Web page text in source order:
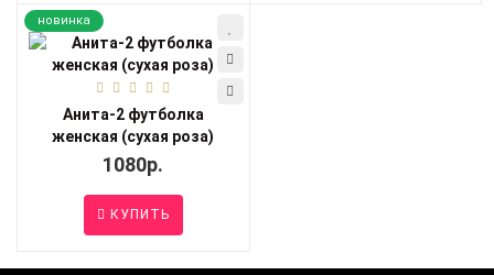
новинка
Анита-2 футболка
женская (сухая роза)
1080р.
КУПИТЬ